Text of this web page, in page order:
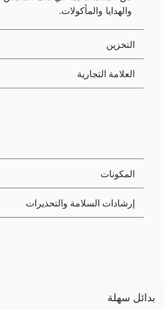
والهدايا والمأكولات.
التخزين
العلامة التجارية
المكونات
إرشادات السلامة والتحذيرات
بدائل سهلة